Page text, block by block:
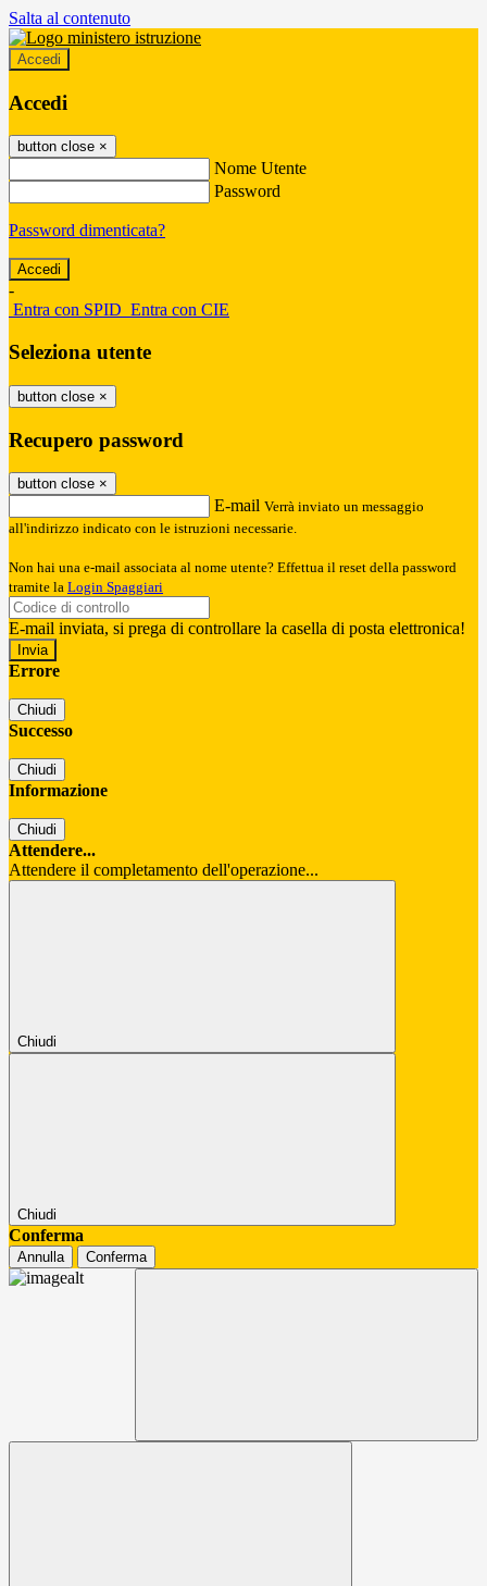
Salta al contenuto
Accedi
Accedi
button close ×
Nome Utente
Password
Password dimenticata?
-
Entra con SPID Entra con CIE
Seleziona utente
button close ×
Recupero password
button close ×
E-mail Verrà inviato un messaggio
all'indirizzo indicato con le istruzioni necessarie.
Non hai una e-mail associata al nome utente? Effettua il reset della password
tramite la Login Spaggiari
E-mail inviata, si prega di controllare la casella di posta elettronica!
Errore
Chiudi
Successo
Chiudi
Informazione
Chiudi
Attendere...
Attendere il completamento dell'operazione...
Chiudi
Chiudi
Conferma
Annulla Conferma